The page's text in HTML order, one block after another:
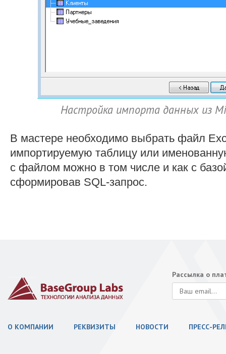
Настройка импорта данных из
В мастере необходимо выбрать файл
импортируемую таблицу или
с файлом можно в том числе и как с
сформировав SQL-запрос.
Рассылка о
О КОМПАНИИ РЕКВИЗИТЫ НОВОСТИ ПРЕСС-